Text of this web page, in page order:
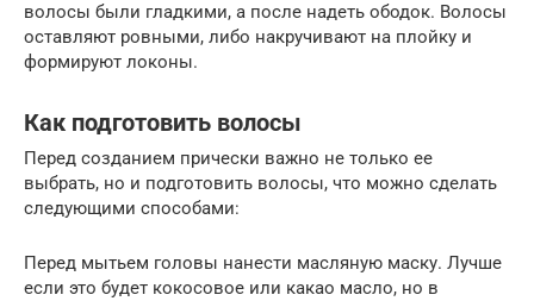
волосы были гладкими, а после надеть ободок. Волосы
оставляют ровными, либо накручивают на плойку и
формируют локоны.
Как подготовить волосы
Перед созданием прически важно не только ее
выбрать, но и подготовить волосы, что можно сделать
следующими способами:
Перед мытьем головы нанести масляную маску. Лучше
если это будет кокосовое или какао масло, но в